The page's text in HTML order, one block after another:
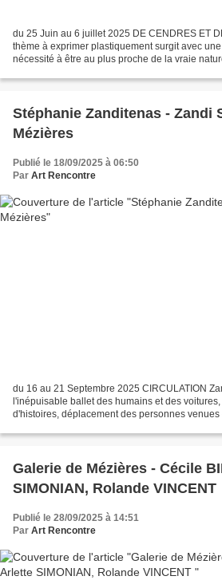
du 25 Juin au 6 juillet 2025 DE CENDRES ET
thème à exprimer plastiquement surgit avec
nécessité à être au plus proche de la vraie
Stéphanie Zanditenas - Zandi
Mézières
Publié le 18/09/2025 à 06:50
Par Art Rencontre
du 16 au 21 Septembre 2025 CIRCULATION
l'inépuisable ballet des humains et des
d'histoires, déplacement des personnes
Galerie de Mézières - Cécile
SIMONIAN, Rolande VINCENT
Publié le 28/09/2025 à 14:51
Par Art Rencontre